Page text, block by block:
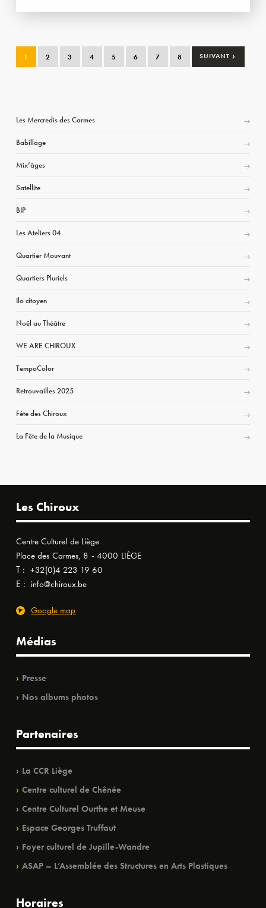
1 2 3 4 5 6 7 8 SUIVANT ›
Les Mercredis des Carmes
Babillage
Mix’âges
Satellite
BIP
Les Ateliers 04
Quartier Mouvant
Quartiers Pluriels
Ilo citoyen
Noël au Théâtre
WE ARE CHIROUX
TempoColor
Retrouvailles 2025
Fête des Chiroux
La Fête de la Musique
Les Chiroux
Centre Culturel de Liège
Place des Carmes, 8 - 4000 LIÈGE
T : +32(0)4 223 19 60
E : info@chiroux.be
Google map
Médias
Presse
Nos albums photos
Partenaires
La CCR Liège
Centre culturel de Chênée
Centre Culturel Ourthe et Meuse
Espace Georges Truffaut
Foyer culturel de Jupille-Wandre
ASAP – L’Assemblée des Structures en Arts Plastiques
Horaires